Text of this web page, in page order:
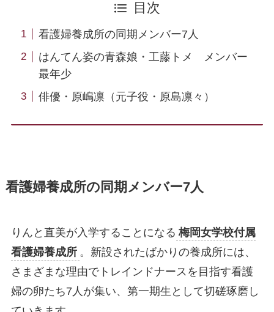
目次
看護婦養成所の同期メンバー7人
はんてん姿の青森娘・工藤トメ メンバー
最年少
俳優・原嶋凛（元子役・原島凛々）
看護婦養成所の同期メンバー7人
りんと直美が入学することになる 梅岡女学校付属
看護婦養成所 。新設されたばかりの養成所には、
さまざまな理由でトレインドナースを目指す看護
婦の卵たち7人が集い、第一期生として切磋琢磨し